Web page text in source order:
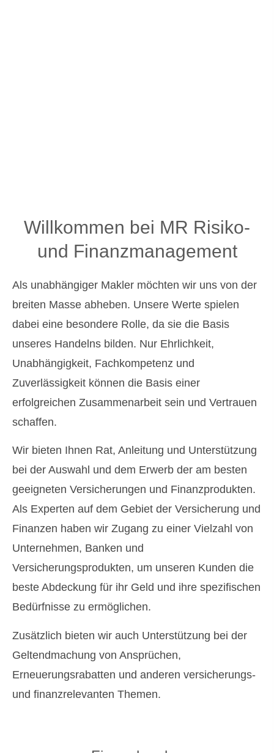
Willkommen bei MR Risiko-
und Finanzmanagement
Als unabhängiger Makler möchten wir uns von der
breiten Masse abheben. Unsere Werte spielen
dabei eine besondere Rolle, da sie die Basis
unseres Handelns bilden. Nur Ehrlichkeit,
Unabhängigkeit, Fachkompetenz und
Zuverlässigkeit können die Basis einer
erfolgreichen Zusammenarbeit sein und Vertrauen
schaffen.
Wir bieten Ihnen Rat, Anleitung und Unterstützung
bei der Auswahl und dem Erwerb der am besten
geeigneten Versicherungen und Finanzprodukten.
Als Experten auf dem Gebiet der Versicherung und
Finanzen haben wir Zugang zu einer Vielzahl von
Unternehmen, Banken und
Versicherungsprodukten, um unseren Kunden die
beste Abdeckung für ihr Geld und ihre spezifischen
Bedürfnisse zu ermöglichen.
Zusätzlich bieten wir auch Unterstützung bei der
Geltendmachung von Ansprüchen,
Erneuerungsrabatten und anderen versicherungs-
und finanzrelevanten Themen.